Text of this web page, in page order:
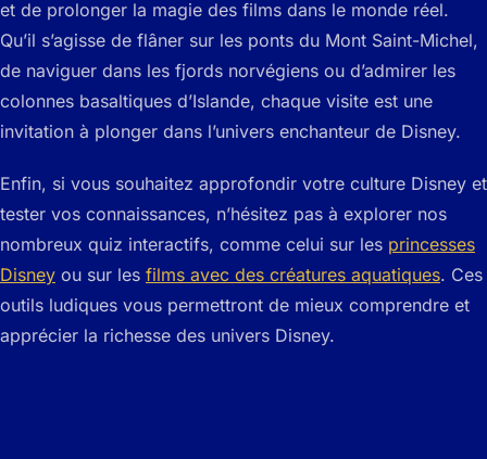
et de prolonger la magie des films dans le monde réel.
Qu’il s’agisse de flâner sur les ponts du Mont Saint-Michel,
de naviguer dans les fjords norvégiens ou d’admirer les
colonnes basaltiques d’Islande, chaque visite est une
invitation à plonger dans l’univers enchanteur de Disney.
Enfin, si vous souhaitez approfondir votre culture Disney et
tester vos connaissances, n’hésitez pas à explorer nos
nombreux quiz interactifs, comme celui sur les princesses
Disney ou sur les films avec des créatures aquatiques. Ces
outils ludiques vous permettront de mieux comprendre et
apprécier la richesse des univers Disney.